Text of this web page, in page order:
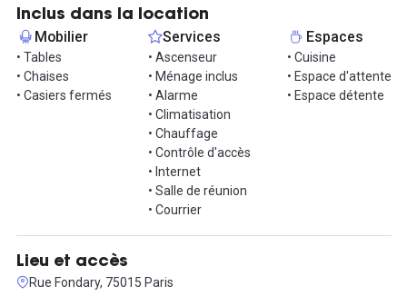
charges et services sont inclus dans la prestation. Un espace
accueil pour les clients et collaborateurs, un accès par badge
24/7, internet haut débit, ménage et entretien,
climatisation/chauffage et accès aux salles de réunions.
Simplicité de gestion donc pour le DAF ou l'office manager, une
seule facturation ! Le loyer ici est de 4940€ HT/mois, soit 380€
HT/poste. 6 mois minimum de location sont souhaités pour cet
espace, avec seulement 1 mois de préavis et de dépôt de
À 100 mètres du métro Emile Zola (ligne 10) et à 400 mètres du
métro La Motte-Picquet-Grenelle (lignes 6, 8, 10).
Contactez-nous vite pour organiser une visite !
Inclus dans la location
Mobilier
• Tables
• Chaises
• Casiers fermés
Services
• Ascenseur
• Ménage inclus
• Alarme
• Climatisation
• Chauffage
• Contrôle d'accès
• Internet
• Salle de réunion
• Courrier
Espaces
• Cuisine
• Espace d'attente
• Espace détente
Lieu et accès
Rue Fondary, 75015 Paris